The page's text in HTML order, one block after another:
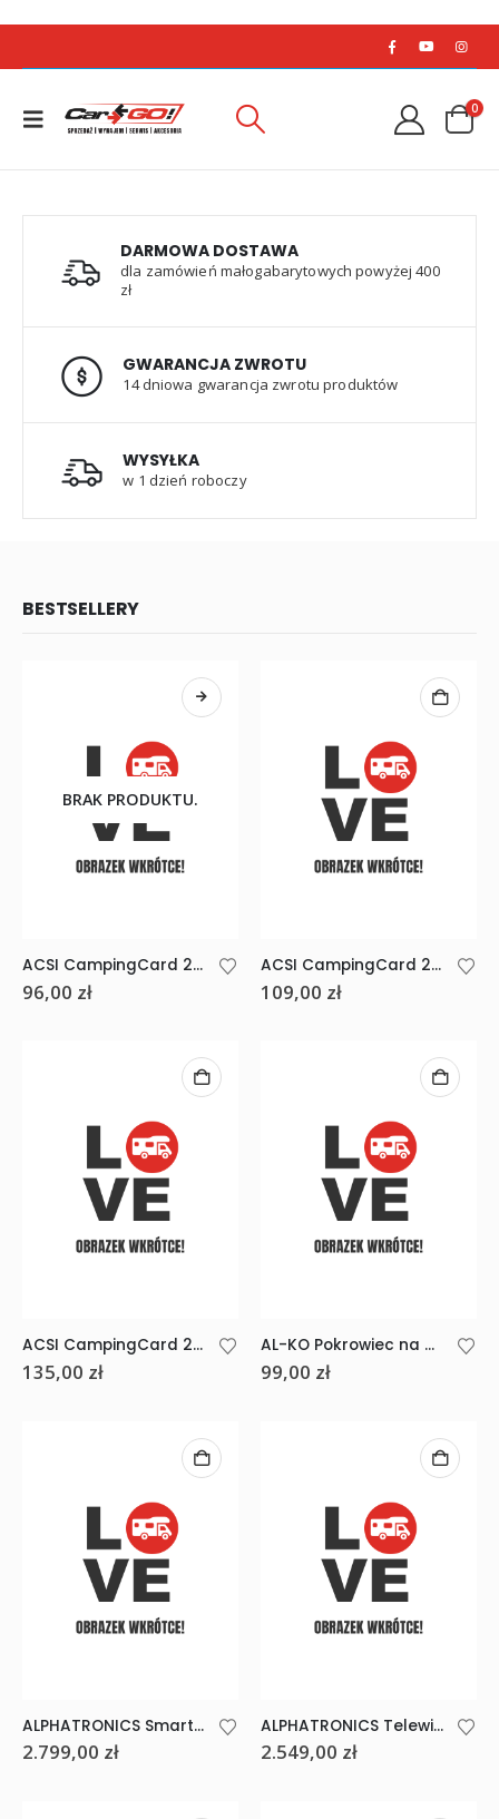
0
DARMOWA DOSTAWA
dla zamówień małogabarytowych powyżej 400
zł
GWARANCJA ZWROTU
14 dniowa gwarancja zwrotu produktów
WYSYŁKA
w 1 dzień roboczy
BESTSELLERY
BRAK PRODUKTU.
ACSI CampingCard 2026 Angielska
96,00 zł
ACSI CampingCard 2026 Niemiecki
109,00 zł
ACSI CampingCard 2026 Niemiecki + place
135,00 zł
AL-KO Pokrowiec na dyszel 1
99,00 zł
ALPHATRONICS Smart TV SLA24″
2.799,00 zł
ALPHATRONICS Telewizor 22 cale SLA-22 DWS
2.549,00 zł